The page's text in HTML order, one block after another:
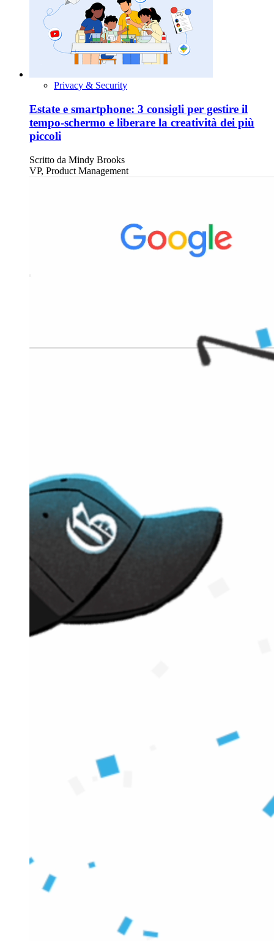
Privacy & Security
Estate e smartphone: 3 consigli per gestire il
tempo-schermo e liberare la creatività dei più
piccoli
Scritto da Mindy Brooks
VP, Product Management